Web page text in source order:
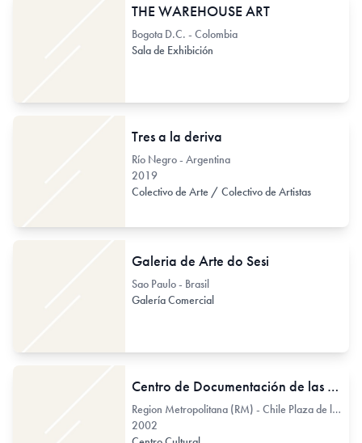
THE WAREHOUSE ART
Bogota D.C. - Colombia
Sala de Exhibición
Tres a la deriva
Río Negro - Argentina
2019
Colectivo de Arte / Colectivo de Artistas
Galeria de Arte do Sesi
Sao Paulo - Brasil
Galería Comercial
Centro de Documentación de las Artes Visuales del Centro Cultural Palacio La Moneda
Region Metropolitana (RM) - Chile Plaza de la Ciudadanía 26
2002